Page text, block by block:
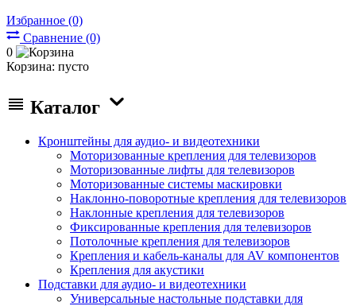
Избранное (0)
Сравнение (0)
0
Корзина: пусто
Каталог
Кронштейны для аудио- и видеотехники
Моторизованные крепления для телевизоров
Моторизованные лифты для телевизоров
Моторизованные системы маскировки
Наклонно-поворотные крепления для телевизоров
Наклонные крепления для телевизоров
Фиксированные крепления для телевизоров
Потолочные крепления для телевизоров
Крепления и кабель-каналы для AV компонентов
Крепления для акустики
Подставки для аудио- и видеотехники
Универсальные настольные подставки для